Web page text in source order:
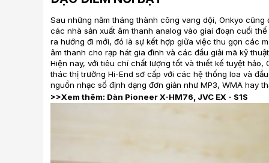
Sau những năm tháng thành công vang dội, Onkyo cũng
các nhà sản xuất âm thanh analog vào giai đoạn cuối
ra hướng đi mới, đó là sự kết hợp giữa việc thu gọn các
âm thanh cho rạp hát gia đình và các đầu giải mã kỹ
Hiện nay, với tiêu chí chất lượng tốt và thiết kế tuyệt
thác thị trường Hi-End sơ cấp với các hệ thống loa và
nguồn nhạc số định dạng đơn giản như MP3, WMA hay
>>Xem thêm: Dàn Pioneer X-HM76 JVC EX - S1S